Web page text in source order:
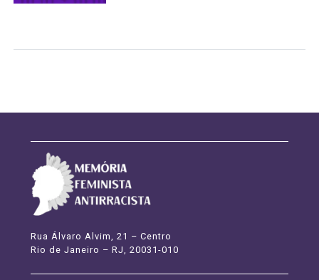
Rua Álvaro Alvim, 21 – Centro
Rio de Janeiro – RJ, 20031-010